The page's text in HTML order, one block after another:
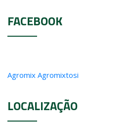
FACEBOOK
Agromix Agromixtosi
LOCALIZAÇÃO